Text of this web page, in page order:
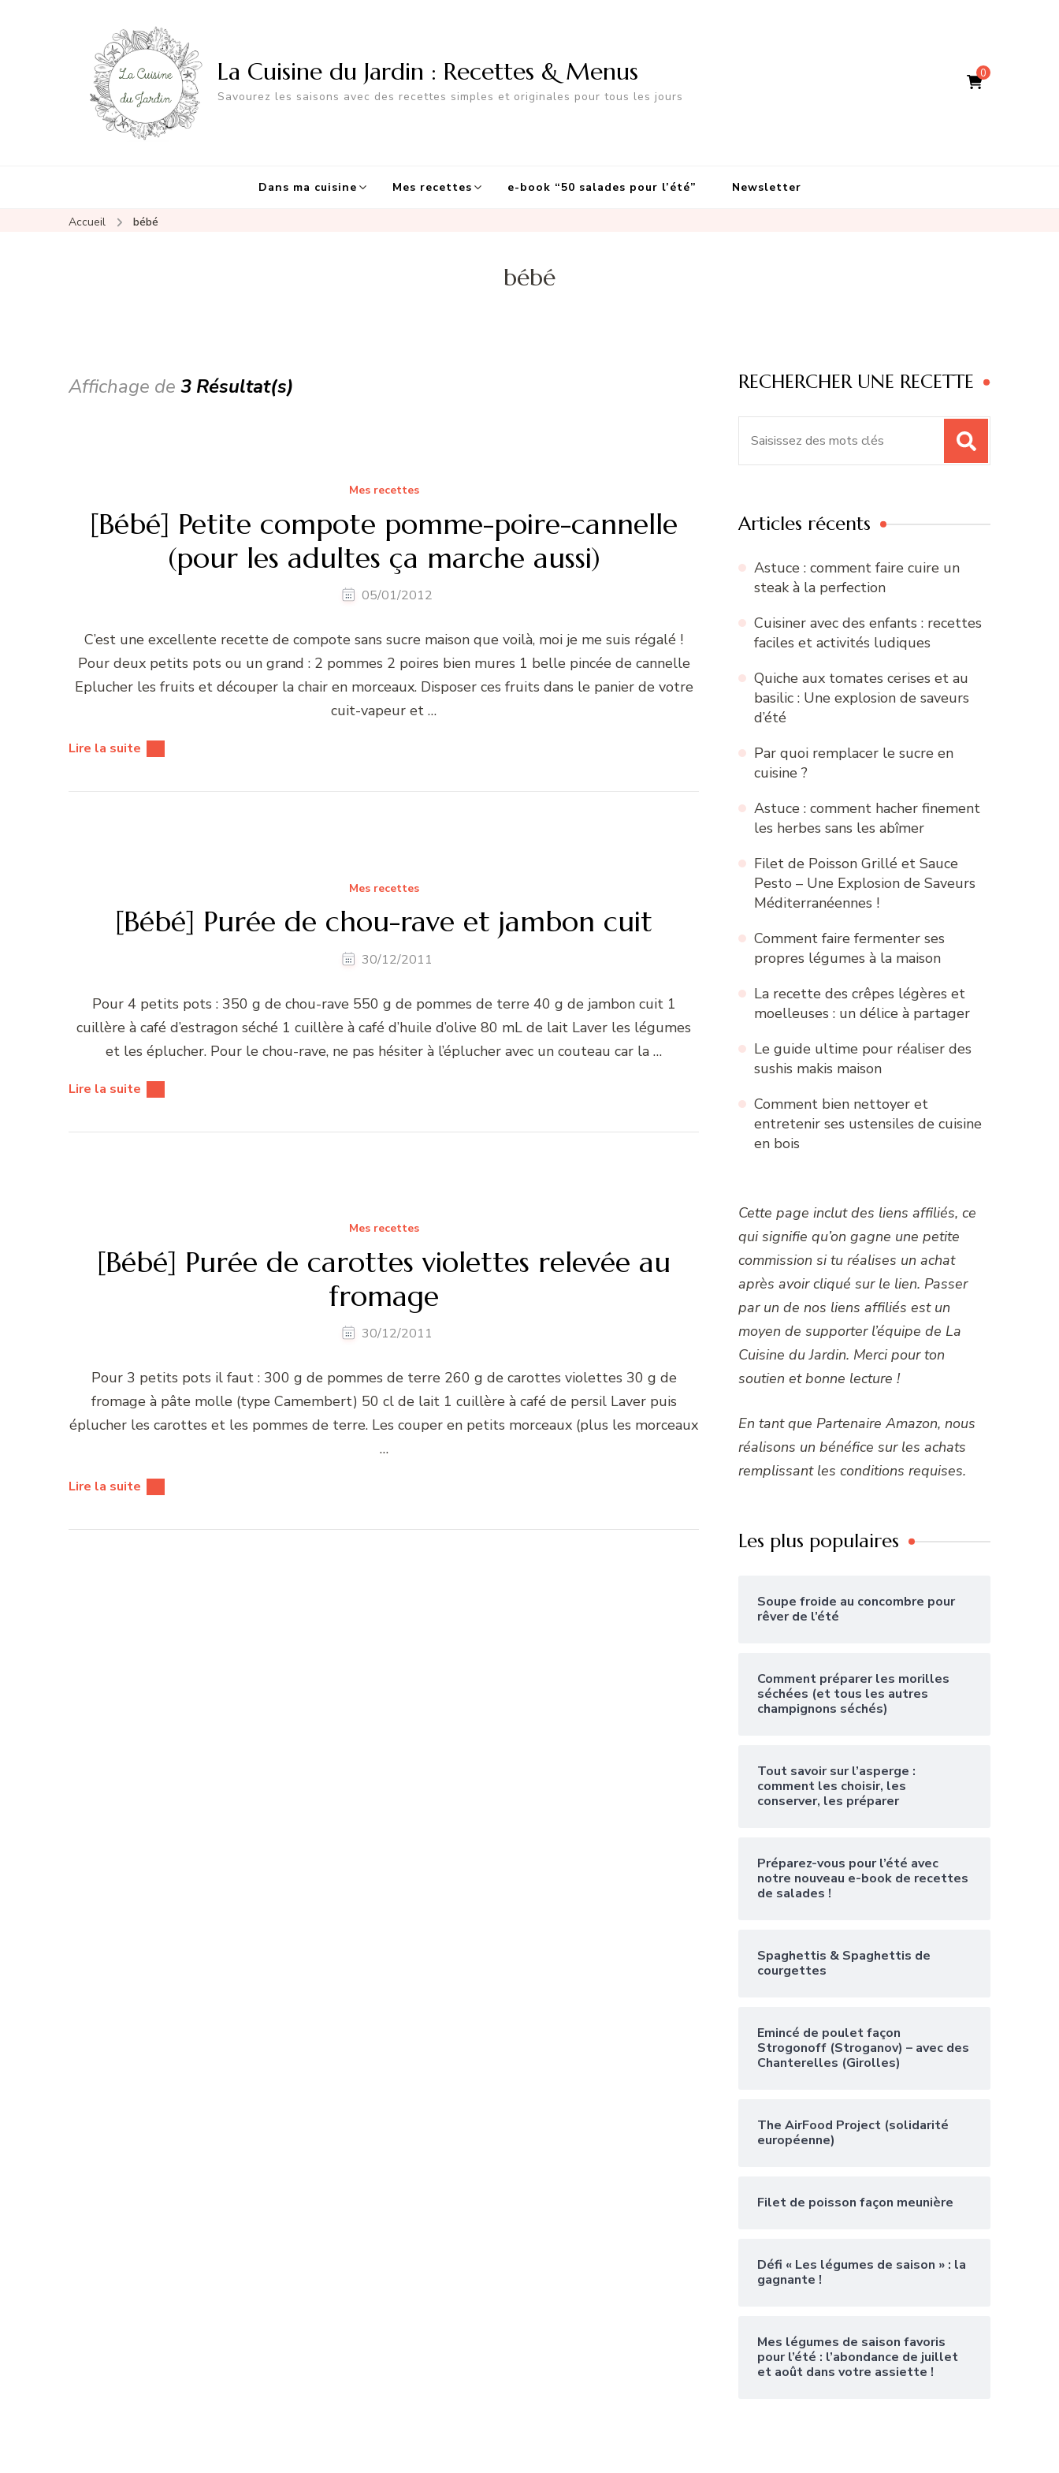
0
La Cuisine du Jardin : Recettes & Menus
Savourez les saisons avec des recettes simples et originales pour tous les jours
Dans ma cuisine Mes recettes e-book “50 salades pour l’été” Newsletter
Accueil bébé
bébé
Affichage de 3 Résultat(s)
Mes recettes
[Bébé] Petite compote pomme-poire-cannelle
(pour les adultes ça marche aussi)
05/01/2012
C’est une excellente recette de compote sans sucre maison que voilà, moi je me suis régalé !
Pour deux petits pots ou un grand : 2 pommes 2 poires bien mures 1 belle pincée de cannelle
Eplucher les fruits et découper la chair en morceaux. Disposer ces fruits dans le panier de votre
cuit-vapeur et …
Lire la suite
Mes recettes
[Bébé] Purée de chou-rave et jambon cuit
30/12/2011
Pour 4 petits pots : 350 g de chou-rave 550 g de pommes de terre 40 g de jambon cuit 1
cuillère à café d’estragon séché 1 cuillère à café d’huile d’olive 80 mL de lait Laver les légumes
et les éplucher. Pour le chou-rave, ne pas hésiter à l’éplucher avec un couteau car la …
Lire la suite
Mes recettes
[Bébé] Purée de carottes violettes relevée au
fromage
30/12/2011
Pour 3 petits pots il faut : 300 g de pommes de terre 260 g de carottes violettes 30 g de
fromage à pâte molle (type Camembert) 50 cl de lait 1 cuillère à café de persil Laver puis
éplucher les carottes et les pommes de terre. Les couper en petits morceaux (plus les morceaux
…
Lire la suite
RECHERCHER UNE RECETTE
Articles récents
Astuce : comment faire cuire un
steak à la perfection
Cuisiner avec des enfants : recettes
faciles et activités ludiques
Quiche aux tomates cerises et au
basilic : Une explosion de saveurs
d’été
Par quoi remplacer le sucre en
cuisine ?
Astuce : comment hacher finement
les herbes sans les abîmer
Filet de Poisson Grillé et Sauce
Pesto – Une Explosion de Saveurs
Méditerranéennes !
Comment faire fermenter ses
propres légumes à la maison
La recette des crêpes légères et
moelleuses : un délice à partager
Le guide ultime pour réaliser des
sushis makis maison
Comment bien nettoyer et
entretenir ses ustensiles de cuisine
en bois
Cette page inclut des liens affiliés, ce
qui signifie qu’on gagne une petite
commission si tu réalises un achat
après avoir cliqué sur le lien. Passer
par un de nos liens affiliés est un
moyen de supporter l’équipe de La
Cuisine du Jardin. Merci pour ton
soutien et bonne lecture !
En tant que Partenaire Amazon, nous
réalisons un bénéfice sur les achats
remplissant les conditions requises.
Les plus populaires
Soupe froide au concombre pour
rêver de l’été
Comment préparer les morilles
séchées (et tous les autres
champignons séchés)
Tout savoir sur l’asperge :
comment les choisir, les
conserver, les préparer
Préparez-vous pour l’été avec
notre nouveau e-book de recettes
de salades !
Spaghettis & Spaghettis de
courgettes
Emincé de poulet façon
Strogonoff (Stroganov) – avec des
Chanterelles (Girolles)
The AirFood Project (solidarité
européenne)
Filet de poisson façon meunière
Défi « Les légumes de saison » : la
gagnante !
Mes légumes de saison favoris
pour l’été : l’abondance de juillet
et août dans votre assiette !